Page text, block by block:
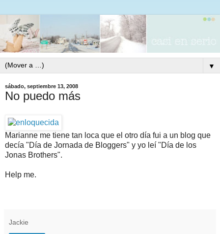
▼
sábado, septiembre 13, 2008
No puedo más
Marianne me tiene tan loca que el otro día fui a un blog que
decía "Día de Jornada de Bloggers" y yo leí "Día de los
Jonas Brothers".
Help me.
Jackie